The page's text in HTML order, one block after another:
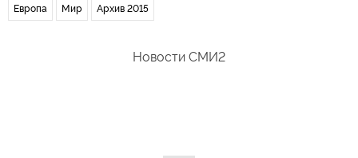
Европа Мир Архив 2015
Новости СМИ2